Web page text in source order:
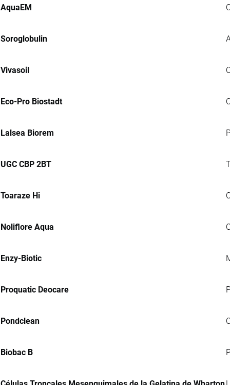
AquaEM
Soroglobulin
Vivasoil
Eco-Pro Biostadt
Lalsea Biorem
UGC CBP 2BT
Toaraze Hi
Noliflore Aqua
Enzy-Biotic
Proquatic Deocare
Pondclean
Biobac B